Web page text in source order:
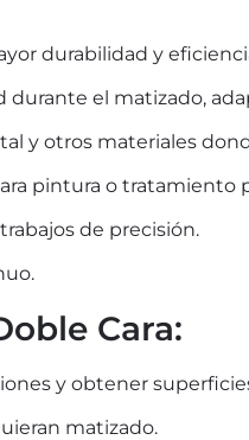
durabilidad y
el matizado,
y otros materiales
pintura o tratamiento
de precisión.
Cara:
y obtener
matizado.